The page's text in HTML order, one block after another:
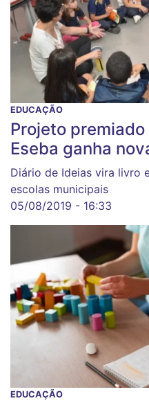
EDUCAÇÃO
Projeto
Eseba ganha
Diário de Ideias vira livro
escolas municipais
05/08/2019 - 16:33
EDUCAÇÃO